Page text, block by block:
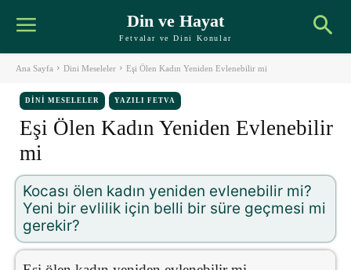
Din ve Hayat
Fetvalar ve Dini Konular
Ana Sayfa Dini Meseleler Eşi Ölen Kadın Yeniden Evlenebilir mi
DINI MESELELER YAZILI FETVA
Eşi Ölen Kadın Yeniden Evlenebilir
mi
Kocası ölen kadın yeniden evlenebilir mi?
Yeni bir evlilik için belli bir süre geçmesi mi
gerekir?